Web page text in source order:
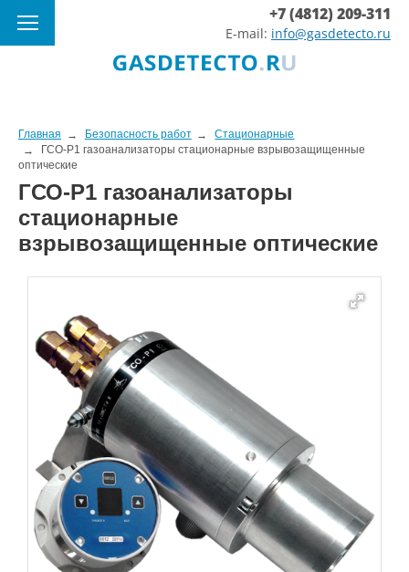
+7 (4812) 209-311
E-mail: info@gasdetecto.ru
Главная Безопасность работ
Стационарные
ГСО-Р1 газоанализаторы стационарные взрывозащищенные
оптические
ГСО-Р1 газоанализаторы
стационарные
взрывозащищенные оптические